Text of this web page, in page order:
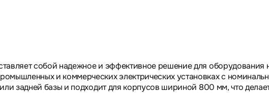
собой надежное и эффективное решение для оборудования
и коммерческих электрических установках с
задней базы и подходит для корпусов шириной 800 мм, что